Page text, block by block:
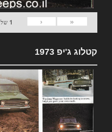
«
‹
1 של
קטלוג ג'יפ 1973